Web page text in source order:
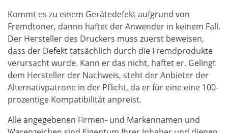
Kommt es zu einem Gerätedefekt aufgrund von
Fremdtoner, dannn haftet der Anwender in keinem Fall.
Der Hersteller des Druckers muss zuerst beweisen,
dass der Defekt tatsächlich durch die Fremdprodukte
verursacht wurde. Kann er das nicht, haftet er. Gelingt
dem Hersteller der Nachweis, steht der Anbieter der
Alternativpatrone in der Pflicht, da er für eine eine 100-
prozentige Kompatibilität anpreist.
Alle angegebenen Firmen- und Markennamen und